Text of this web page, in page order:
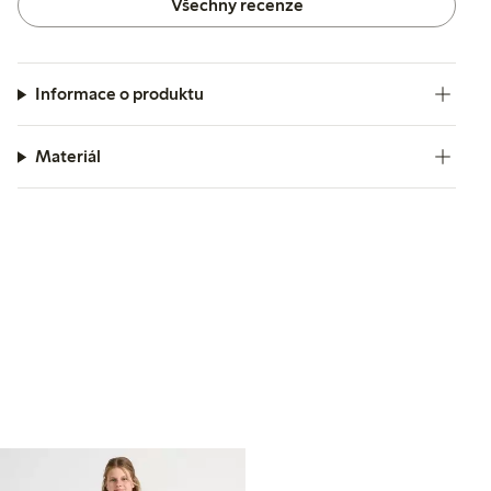
Všechny recenze
Informace o produktu
Materiál